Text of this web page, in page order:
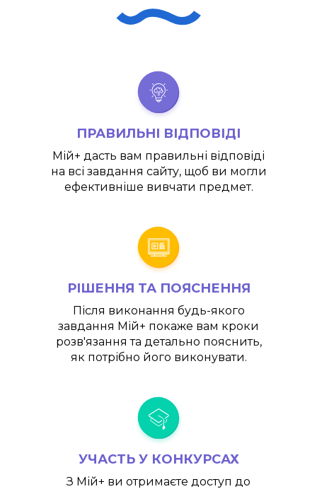
ПРАВИЛЬНІ ВІДПОВІДІ
Мій+ дасть вам правильні відповіді
на всі завдання сайту, щоб ви могли
ефективніше вивчати предмет.
РІШЕННЯ ТА ПОЯСНЕННЯ
Після виконання будь-якого
завдання Мій+ покаже вам кроки
розв'язання та детально пояснить,
як потрібно його виконувати.
УЧАСТЬ У КОНКУРСАХ
З Мій+ ви отримаєте доступ до